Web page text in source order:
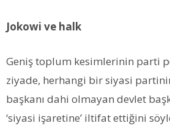
Jokowi ve halk
Geniş toplum kesimlerinin parti
ziyade, herhangi bir siyasi
başkanı dahi olmayan devlet
‘siyasi işaretine’ iltifat ettiğini